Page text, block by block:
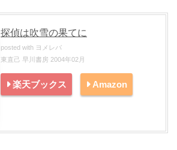
探偵は吹雪の果てに
posted with ヨメレバ
東直己 早川書房 2004年02月
楽天ブックス Amazon